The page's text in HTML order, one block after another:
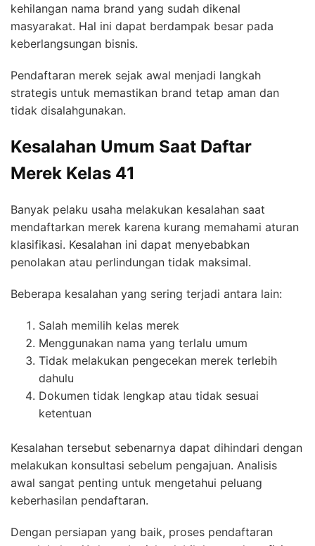
kehilangan nama brand yang sudah dikenal
masyarakat. Hal ini dapat berdampak besar pada
keberlangsungan bisnis.
Pendaftaran merek sejak awal menjadi langkah
strategis untuk memastikan brand tetap aman dan
tidak disalahgunakan.
Kesalahan Umum Saat Daftar
Merek Kelas 41
Banyak pelaku usaha melakukan kesalahan saat
mendaftarkan merek karena kurang memahami aturan
klasifikasi. Kesalahan ini dapat menyebabkan
penolakan atau perlindungan tidak maksimal.
Beberapa kesalahan yang sering terjadi antara lain:
Salah memilih kelas merek
Menggunakan nama yang terlalu umum
Tidak melakukan pengecekan merek terlebih
dahulu
Dokumen tidak lengkap atau tidak sesuai
ketentuan
Kesalahan tersebut sebenarnya dapat dihindari dengan
melakukan konsultasi sebelum pengajuan. Analisis
awal sangat penting untuk mengetahui peluang
keberhasilan pendaftaran.
Dengan persiapan yang baik, proses pendaftaran